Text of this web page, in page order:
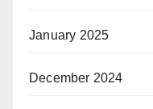
January 2025
December 2024